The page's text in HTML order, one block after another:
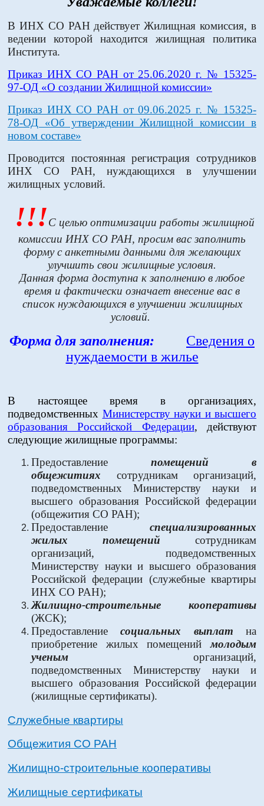
В ИНХ СО РАН действует Жилищная комиссия, в
ведении которой находится жилищная политика
Института.
Приказ ИНХ СО РАН от 25.06.2020 г. № 15325-
97-ОД «О создании Жилищной комиссии»
Приказ ИНХ СО РАН от 09.06.2025 г. № 15325-
78-ОД «Об утверждении Жилищной комиссии в
новом составе»
Проводится постоянная регистрация сотрудников
ИНХ СО РАН, нуждающихся в улучшении
жилищных условий.
!!!С целью оптимизации работы жилищной
комиссии ИНХ СО РАН, просим вас заполнить
форму с анкетными данными для желающих
улучшить свои жилищные условия.
Данная форма доступна к заполнению в любое
время и фактически означает внесение вас в
список нуждающихся в улучшении жилищных
условий.
Форма для заполнения: Сведения о
нуждаемости в жилье
В настоящее время в организациях,
подведомственных Министерству науки и высшего
образования Российской Федерации, действуют
следующие жилищные программы:
Предоставление помещений в
общежитиях сотрудникам организаций,
подведомственных Министерству науки и
высшего образования Российской федерации
(общежития СО РАН);
Предоставление специализированных
жилых помещений сотрудникам
организаций, подведомственных
Министерству науки и высшего образования
Российской федерации (служебные квартиры
ИНХ СО РАН);
Жилищно-строительные кооперативы
(ЖСК);
Предоставлениесоциальных выплат на
приобретение жилых помещениймолодым
ученым организаций,
подведомственных Министерству науки и
высшего образования Российской федерации
(жилищные сертификаты).
Служебные квартиры
Общежития СО РАН
Жилищно-строительные кооперативы
Жилищные сертификаты